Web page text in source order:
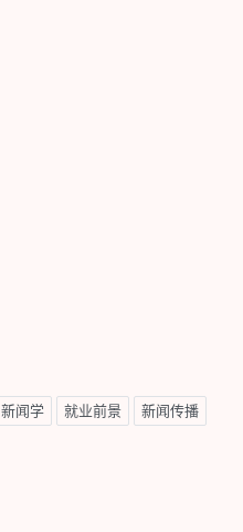
新闻学 就业前景 新闻传播